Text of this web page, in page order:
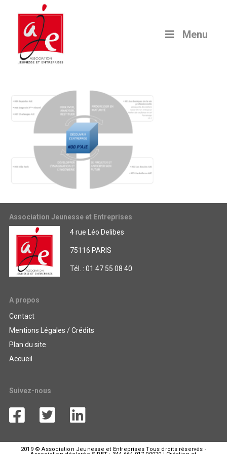
Menu
Association Jeunesse et Entreprises
4 rue Léo Delibes
75116 PARIS
Tél. : 01 47 55 08 40
A propos
Contact
Mentions Légales / Crédits
Plan du site
Accueil
Suivez-nous
2019 © Association Jeunesse et Entreprises Tous droits réservés -